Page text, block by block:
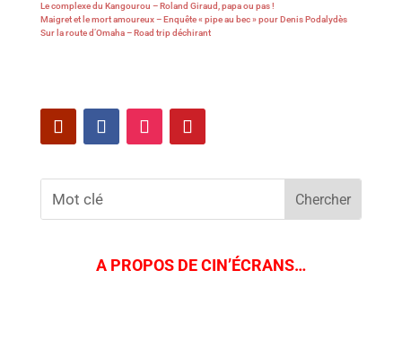
Le complexe du Kangourou – Roland Giraud, papa ou pas !
Maigret et le mort amoureux – Enquête « pipe au bec » pour Denis Podalydès
Sur la route d’Omaha – Road trip déchirant
A PROPOS DE CIN’ÉCRANS…